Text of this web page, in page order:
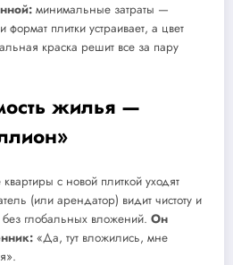
минимальные затраты —
формат плитки устраивает, а цвет
краска решит все за пару
жилья —
с новой плиткой уходят
(или арендатор) видит чистоту и
глобальных вложений. Он
«Да, тут вложились, мне